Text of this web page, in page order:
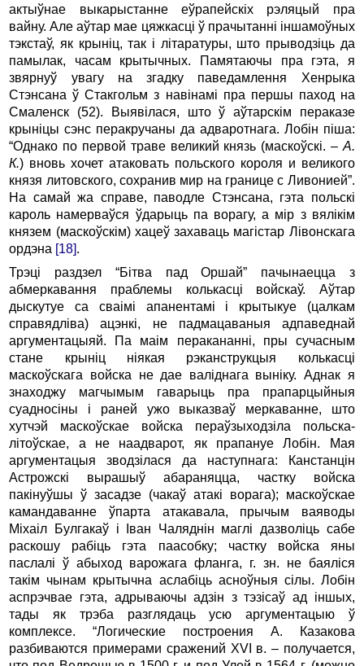
актыўнае выкарыстанне еўрапейскіх рэляцый пра
вайну. Але аўтар мае цяжкасці ў прачытанні іншамоўных
тэкстаў, як крыніц, так і літаратуры, што прыводзіць да
памылак, часам крытычных. Памятаючы пра гэта, я
звярнуў увагу на згадку паведамлення Хенрыка
Стэнсана ў Стакгольм з навінамі пра першы паход на
Смаленск (52). Выявілася, што ў аўтарскім пераказе
крыніцы сэнс перакручаны да адваротнага. Лобін піша:
“Однако по первой траве великий князь (маскоўскі. – А.
К.) вновь хочет атаковать польского короля и великого
князя литовского, сохранив мир на границе с Ливонией”.
На самай жа справе, паводле Стэнсана, гэта польскі
кароль намерваўся ўдарыць па ворагу, а мір з вялікім
князем (маскоўскім) хацеў захаваць магістар Лівонскага
ордэна [18].
Трэці раздзел “Бітва пад Оршай” пачынаецца з
абмеркавання праблемы колькасці войскаў. Аўтар
дыскутуе са сваімі апанентамі і крытыкуе (цалкам
справядліва) ацэнкі, не падмацаваныя адпаведнай
аргументацыяй. Па маім перакананні, пры сучасным
стане крыніц ніякая рэканструкцыя колькасці
маскоўскага войска не дае валіднага выніку. Аднак я
знаходжу магчымым гаварыць пра прапарцыйныя
суадносіны і раней ужо выказваў меркаванне, што
хутчэй маскоўскае войска пераўзыходзіла польска-
літоўскае, а не наадварот, як прапануе Лобін. Мая
аргументацыя зводзілася да наступнага: Канстанцін
Астрожскі вырашыў абараняцца, частку войска
пакінуўшы ў засадзе (чакаў атакі ворага); маскоўскае
камандаванне ўпарта атакавала, прычым ваяводы
Міхаіл Булгакаў і Іван Чаляднін маглі дазволіць сабе
раскошу рабіць гэта паасобку; частку войска яны
паслалі ў абыход варожага фланга, г. зн. не баяліся
такім чынам крытычна аслабіць асноўныя сілы. Лобін
аспрэчвае гэта, адрываючы адзін з тэзісаў ад іншых,
тады як трэба разглядаць усю аргументацыю ў
комплексе. “Логические построения А. Казакова
разбиваются примерами сражений XVI в. – получается,